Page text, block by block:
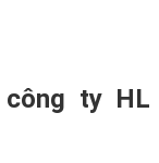
công ty HL